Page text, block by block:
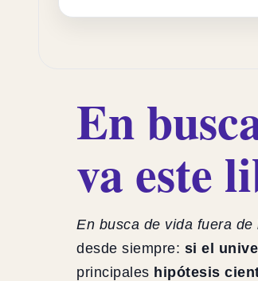
En
va este
En busca de vida fuera de
desde siempre: si el
principales hipótesis